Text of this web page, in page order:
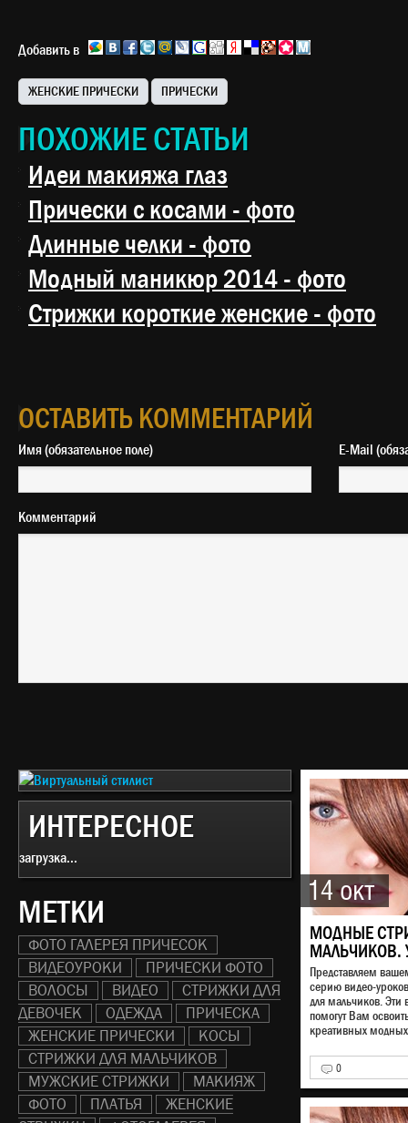
Добавить в
ЖЕНСКИЕ ПРИЧЕСКИ ПРИЧЕСКИ
ПОХОЖИЕ СТАТЬИ
Идеи макияжа глаз
Прически с косами - фото
Длинные челки - фото
Модный маникюр 2014 - фото
Стрижки короткие женские - фото
ОСТАВИТЬ КОММЕНТАРИЙ
Имя (обязательное поле) E-Mail
Комментарий
ИНТЕРЕСНОЕ
загрузка...
МЕТКИ
ФОТО ГАЛЕРЕЯ ПРИЧЕСОК
ВИДЕОУРОКИ
ПРИЧЕСКИ ФОТО
ВОЛОСЫ
ВИДЕО
СТРИЖКИ ДЛЯ
ДЕВОЧЕК
ОДЕЖДА
ПРИЧЕСКА
ЖЕНСКИЕ ПРИЧЕСКИ
КОСЫ
СТРИЖКИ ДЛЯ МАЛЬЧИКОВ
МУЖСКИЕ СТРИЖКИ
МАКИЯЖ
ФОТО
ПЛАТЬЯ
ЖЕНСКИЕ
14 окт
МОДНЫЕ
МАЛЬЧИКОВ.
Представляем
серию видео-
для мальчиков. Эти
помогут Вам
креативных
0